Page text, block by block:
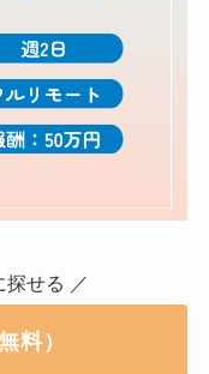
探せる ／
料）